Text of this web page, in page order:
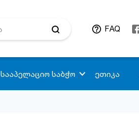
FAQ
სააპელაციო საბჭო ეთიკა